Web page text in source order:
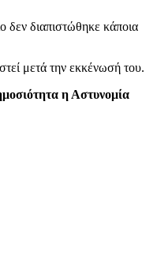
δεν διαπιστώθηκε κάποια
μετά την εκκένωσή του.
η Αστυνομία